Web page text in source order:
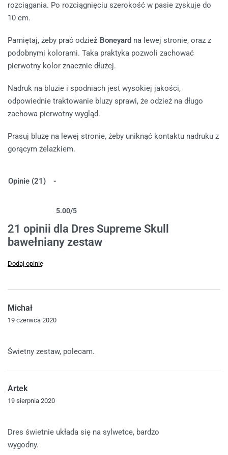
rozciągania. Po rozciągnięciu szerokość w pasie zyskuje do
10 cm.
Pamiętaj, żeby prać odzież Boneyard na lewej stronie, oraz z
podobnymi kolorami. Taka praktyka pozwoli zachować
pierwotny kolor znacznie dłużej.
Nadruk na bluzie i spodniach jest wysokiej jakości,
odpowiednie traktowanie bluzy sprawi, że odzież na długo
zachowa pierwotny wygląd.
Prasuj bluzę na lewej stronie, żeby uniknąć kontaktu nadruku z
gorącym żelazkiem.
Opinie (21)
5.00/5
21 opinii dla Dres Supreme Skull
bawełniany zestaw
Dodaj opinię
Michał
19 czerwca 2020
Świetny zestaw, polecam.
Artek
19 sierpnia 2020
Dres świetnie układa się na sylwetce, bardzo
wygodny.